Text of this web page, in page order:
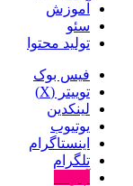
آموزش
سئو
تولید محتوا
فیس بوک
توییتر (X)
لینکدین
یوتیوب
اینستاگرام
تلگرام